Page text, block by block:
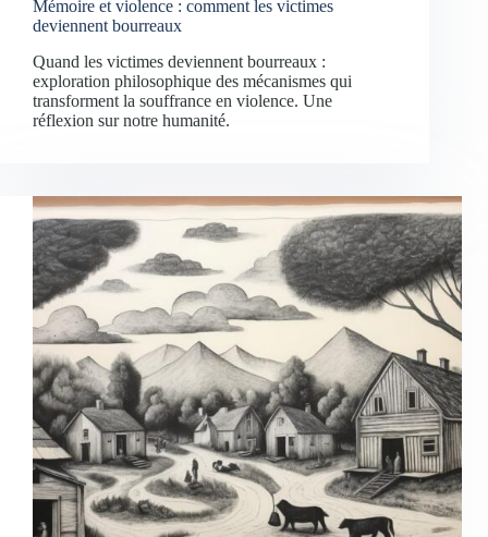
Mémoire et violence : comment les victimes
deviennent bourreaux
Quand les victimes deviennent bourreaux :
exploration philosophique des mécanismes qui
transforment la souffrance en violence. Une
réflexion sur notre humanité.